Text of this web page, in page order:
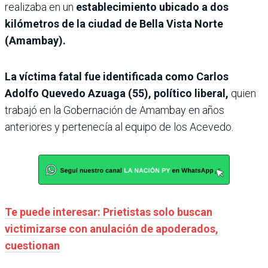
realizaba en un establecimiento ubicado a dos
kilómetros de la ciudad de Bella Vista Norte
(Amambay).
La víctima fatal fue identificada como Carlos
Adolfo Quevedo Azuaga (55), político liberal, quien
trabajó en la Gobernación de Amambay en años
anteriores y pertenecía al equipo de los Acevedo.
Te puede interesar: Prietistas solo buscan
victimizarse con anulación de apoderados,
cuestionan